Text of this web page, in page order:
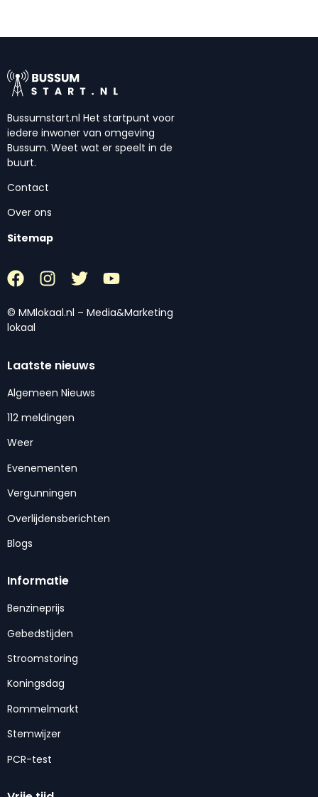
Bussumstart.nl Het startpunt voor
iedere inwoner van omgeving
Bussum. Weet wat er speelt in de
buurt.
Contact
Over ons
Sitemap
© MMlokaal.nl – Media&Marketing
lokaal
Laatste nieuws
Algemeen Nieuws
112 meldingen
Weer
Evenementen
Vergunningen
Overlijdensberichten
Blogs
Informatie
Benzineprijs
Gebedstijden
Stroomstoring
Koningsdag
Rommelmarkt
Stemwijzer
PCR-test